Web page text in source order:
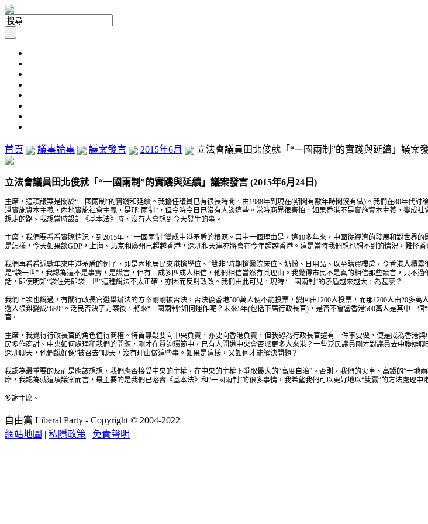
首頁 議事論事 議案發言 2015年6月 立法會議員田北俊就「“一國兩制”的實踐與延續」議案
立法會議員田北俊就「“一國兩制”的實踐與延續」議案發言 (2015年6月24 日)
主席，這項議案是關於“一國兩制”的實踐和延續。我擔任議員已有很長時間，由1988年到現在(期間有數年時間沒有做)。我們在80年代
港實施資本主義，內地實施社會主義，是那“兩制”，但今時今日已沒有人談這些。當時商界很害怕，如果香港不是實施資本主義，變成
想走的路。我想當時設計《基本法》時，沒有人會想到今天發生的事。
主席，我們要看看實際情況，到2015年，“一國兩制”變成中港矛盾的根源。其中一個理由是，這10多年來，中國從經濟的發展和對世
是怎樣，今天如果談GDP，上海、北京和廣州已超越香港，深圳和天津亦將會在今年超越香港。這是當時我們想也想不到的情況，難怪香
我們再看看近數年來中港矛盾的例子，即是內地居民來港搶學位、“雙非”時期搶醫院床位、奶粉、日用品、以至購買樓房，令香港人積
是“袋一世”，我認為這不是事實，是謊言，但有三成多四成人相信，他們相信當然有其理由。我覺得市民不是真的相信那些謊言，只
話，即使明知“袋住先即袋一世”這種說法不太正確，亦因而反對政改。我們由此可見，現時“一國兩制”的矛盾越來越大，為甚麼？
我們上次也說過，有關行政長官選舉辦法的方案剛剛被否決，否決後香港500萬人便不能投票，變回由1200人投票，而那1200人由20多
選人很難變成“689”。泛民否決了方案後，將來“一國兩制”如何運作呢？未來5年(包括下屆行政長官)，是否不會當香港500萬人是其中一
官。
主席，我覺得行政長官的角色值得商榷。特首無疑要向中央負責，亦要向香港負責，但我認為行政長官還有一件事要做，便是成為香
民多作商討。中央如何處理和我們的問題，剛才在質詢環節中，已有人問道中央會否派更多人來港？一些泛民議員剛才對議員去中聯
深圳聊天，他們說好像“被召去”聊天，沒有理由做這些事。如果是這樣，又如何才能解決問題？
我認為最重要的反而是應該想想，我們應否接受中央的主權，在中央的主權下爭取最大的“高度自治”。否則，我們的火車、高鐵的“一地
席，我認為就這項議案而言，最主要的是我們已落實《基本法》和“一國兩制”的很多事情，我希望我們可以更好地以“雙贏”的方法處理中
多謝主席。
自由黨 Liberal Party - Copyright © 2004-2022
網站地圖 | 私隱政策 | 免責聲明